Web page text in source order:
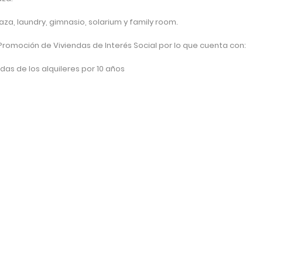
laundry, gimnasio, solarium y family room.
de Viviendas de Interés Social por lo que cuenta con:
de los alquileres por 10 años